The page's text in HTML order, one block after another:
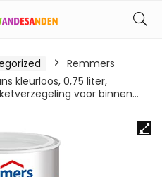
Remmers
kleurloos, 0,75 liter,
voor binnen…